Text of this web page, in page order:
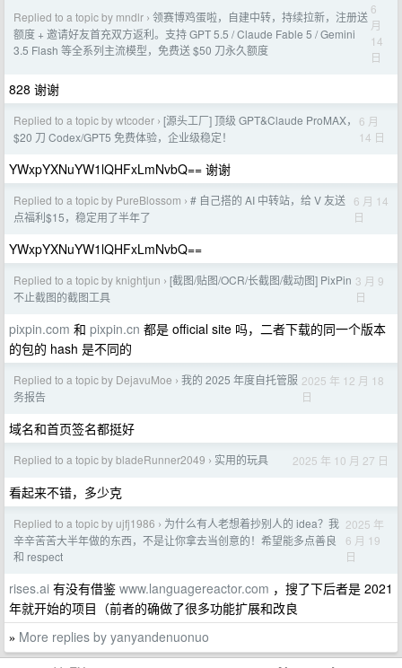
Replied to a topic by mndlr › 领赛博鸡蛋啦，自建中转，持续拉新，注册送
额度 + 邀请好友首充双方返利。支持 GPT 5.5 / Claude Fable 5 / Gemini
3.5 Flash 等全系列主流模型，免费送 $50 刀永久额度
6
月
14
日
828 谢谢
Replied to a topic by wtcoder › [源头工厂] 顶级 GPT&Claude ProMAX，
$20 刀 Codex/GPT5 免费体验，企业级稳定！
6 月
14 日
YWxpYXNuYW1lQHFxLmNvbQ== 谢谢
Replied to a topic by PureBlossom › # 自己搭的 AI 中转站，给 V 友送
点福利$15，稳定用了半年了
6 月 14
日
YWxpYXNuYW1lQHFxLmNvbQ==
Replied to a topic by knightjun › [截图/贴图/OCR/长截图/截动图] PixPin
不止截图的截图工具
3 月 9
日
pixpin.com 和 pixpin.cn 都是 official site 吗，二者下载的同一个版本
的包的 hash 是不同的
Replied to a topic by DejavuMoe › 我的 2025 年度自托管服
务报告
2025 年 12 月 18
日
域名和首页签名都挺好
Replied to a topic by bladeRunner2049 › 实用的玩具 2025 年 10 月 27 日
看起来不错，多少克
Replied to a topic by ujfj1986 › 为什么有人老想着抄别人的 idea？我
辛辛苦苦大半年做的东西，不是让你拿去当创意的！希望能多点善良
和 respect
2025 年
6 月 19
日
rises.ai 有没有借鉴 www.languagereactor.com ，搜了下后者是 2021
年就开始的项目（前者的确做了很多功能扩展和改良
» More replies by yanyandenuonuo